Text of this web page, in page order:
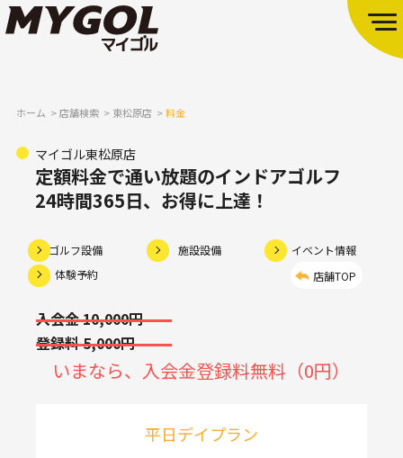
ホーム 店舗検索 東松原店 料金
マイゴル東松原店
定額料金で通い放題のインドアゴルフ
24時間365日、お得に上達！
ゴルフ設備 施設設備
イベント情報
体験予約
店舗TOP
入会金 10,000円
登録料 5,000円
いまなら、入会金登録料無料（0円）
平日デイプラン